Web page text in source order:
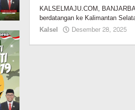
KALSELMAJU.COM,
berdatangan ke Kalimantan
Kalsel
Desember 28, 2025